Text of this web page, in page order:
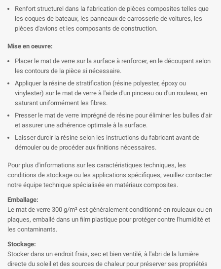
Renfort structurel dans la fabrication de pièces composites telles que
les coques de bateaux, les panneaux de carrosserie de voitures, les
pièces d'avions et les composants de construction.
Mise en oeuvre:
Placer le mat de verre sur la surface à renforcer, en le découpant selon
les contours de la pièce si nécessaire.
Appliquer la résine de stratification (résine polyester, époxy ou
vinylester) sur le mat de verre à l'aide d'un pinceau ou d'un rouleau, en
saturant uniformément les fibres.
Presser le mat de verre imprégné de résine pour éliminer les bulles d'air
et assurer une adhérence optimale à la surface.
Laisser durcir la résine selon les instructions du fabricant avant de
démouler ou de procéder aux finitions nécessaires.
Pour plus d'informations sur les caractéristiques techniques, les
conditions de stockage ou les applications spécifiques, veuillez contacter
notre équipe technique spécialisée en matériaux composites.
Emballage:
Le mat de verre 300 g/m² est généralement conditionné en rouleaux ou en
plaques, emballé dans un film plastique pour protéger contre l'humidité et
les contaminants.
Stockage:
Stocker dans un endroit frais, sec et bien ventilé, à l'abri de la lumière
directe du soleil et des sources de chaleur pour préserver ses propriétés